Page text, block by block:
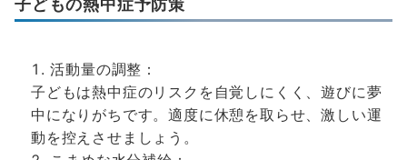
活動量の調整：
子どもは熱中症のリスクを自覚しにくく、遊びに夢
中になりがちです。適度に休憩を取らせ、激しい運
動を控えさせましょう。